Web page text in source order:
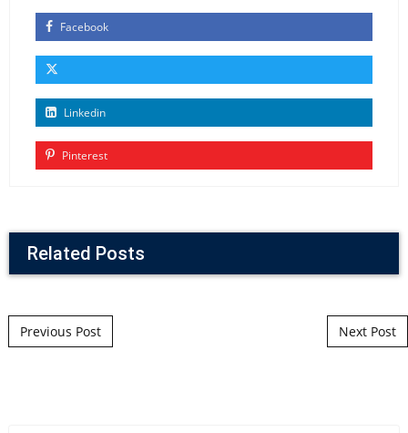
Facebook
Linkedin
Pinterest
Related Posts
Post navigation
Previous Post Next Post